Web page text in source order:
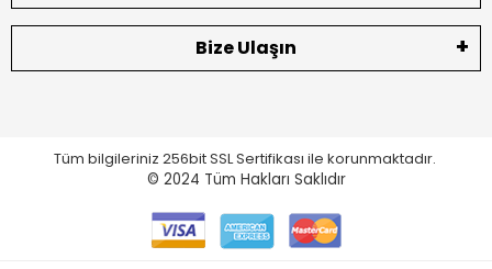
Bize Ulaşın
Tüm bilgileriniz 256bit SSL Sertifikası ile korunmaktadır.
© 2024 Tüm Hakları Saklıdır